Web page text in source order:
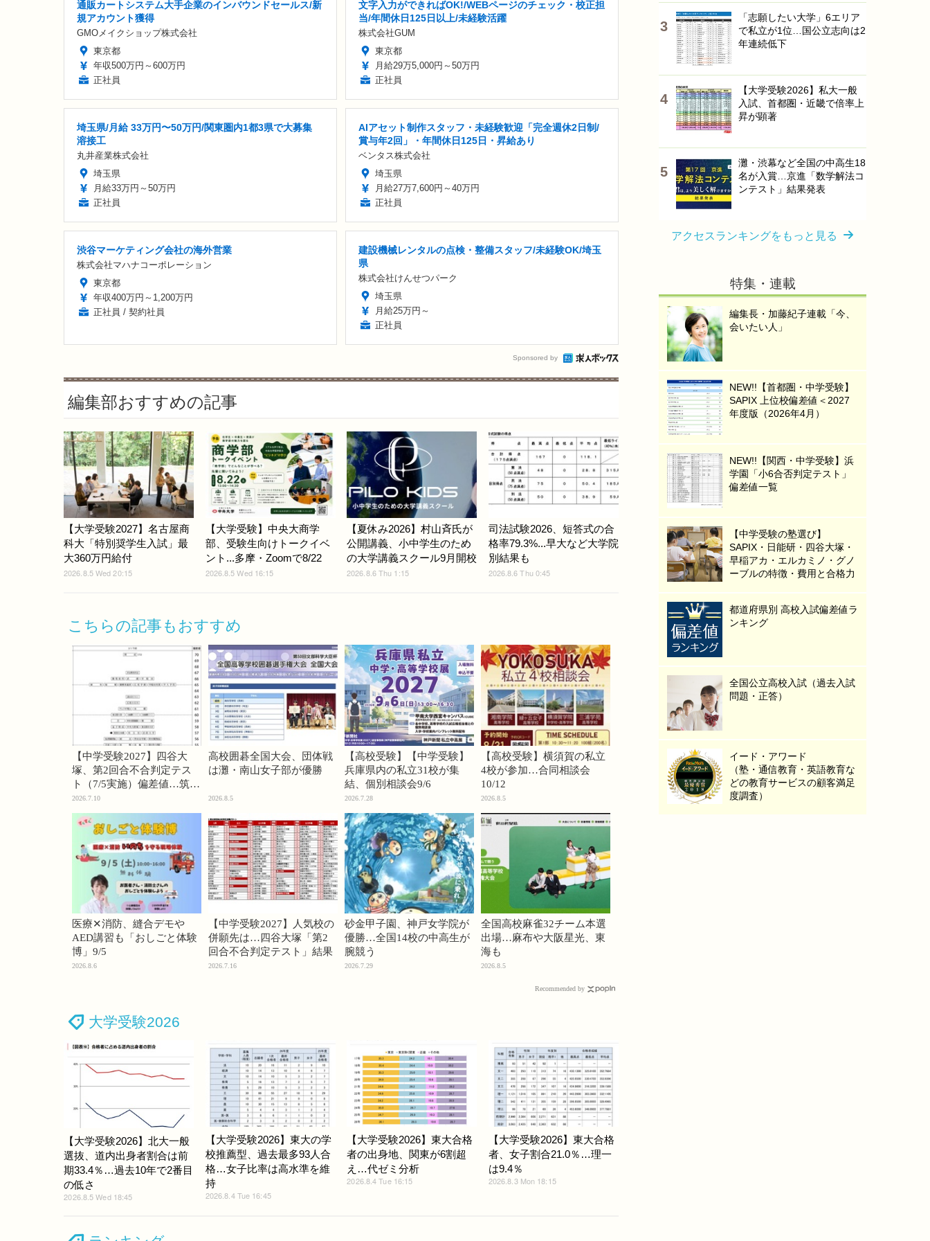
通販カートシステム大手企業のインバウンドセールス/新
規アカウント獲得
GMOメイクショップ株式会社
東京都
年収500万円～600万円
正社員
文字入力ができればOK!/WEBページのチェック・校正担
当/年間休日125日以上/未経験活躍
株式会社GUM
東京都
月給29万5,000円～50万円
正社員
埼玉県/月給 33万円〜50万円/関東圏内1都3県で大募集
溶接工
丸井産業株式会社
埼玉県
月給33万円～50万円
正社員
AIアセット制作スタッフ・未経験歓迎「完全週休2日制/
賞与年2回」・年間休日125日・昇給あり
ベンタス株式会社
埼玉県
月給27万7,600円～40万円
正社員
渋谷マーケティング会社の海外営業
株式会社マハナコーポレーション
東京都
年収400万円～1,200万円
正社員 / 契約社員
建設機械レンタルの点検・整備スタッフ/未経験OK/埼玉
県
株式会社けんせつパーク
埼玉県
月給25万円～
正社員
Sponsored by
編集部おすすめの記事
【大学受験2027】名古屋商
科大「特別奨学生入試」最
大360万円給付
2026.8.5 Wed 20:15
【大学受験】中央大商学
部、受験生向けトークイベ
ント...多摩・Zoomで8/22
2026.8.5 Wed 16:15
【夏休み2026】村山斉氏が
公開講義、小中学生のため
の大学講義スクール9月開校
2026.8.6 Thu 1:15
司法試験2026、短答式の合
格率79.3%...早大など大学院
別結果も
2026.8.6 Thu 0:45
こちらの記事もおすすめ
【中学受験2027】四谷大
塚、第2回合不合判定テス
ト（7/5実施）偏差値…筑駒
74・桜蔭70＜PR＞
2026.7.10
高校囲碁全国大会、団体戦
は灘・南山女子部が優勝
2026.8.5
【高校受験】【中学受験】
兵庫県内の私立31校が集
結、個別相談会9/6
2026.7.28
【高校受験】横須賀の私立
4校が参加…合同相談会
10/12
2026.8.5
医療✕消防、縫合デモや
AED講習も「おしごと体験
博」9/5
2026.8.6
【中学受験2027】人気校の
併願先は…四谷大塚「第2
回合不合判定テスト」結果
2026.7.16
砂金甲子園、神戸女学院が
優勝…全国14校の中高生が
腕競う
2026.7.29
全国高校麻雀32チーム本選
出場…麻布や大阪星光、東
海も
2026.8.5
Recommended by
大学受験2026
【大学受験2026】北大一般
選抜、道内出身者割合は前
期33.4％…過去10年で2番目
の低さ
2026.8.5 Wed 18:45
【大学受験2026】東大の学
校推薦型、過去最多93人合
格…女子比率は高水準を維
持
2026.8.4 Tue 16:45
【大学受験2026】東大合格
者の出身地、関東が6割超
え…代ゼミ分析
2026.8.4 Tue 16:15
【大学受験2026】東大合格
者、女子割合21.0％…理一
は9.4％
2026.8.3 Mon 18:15
「志願したい大学」6エリア
で私立が1位…国公立志向は2
年連続低下
【大学受験2026】私大一般
入試、首都圏・近畿で倍率上
昇が顕著
灘・渋幕など全国の中高生18
名が入賞…京進「数学解法コ
ンテスト」結果発表
アクセスランキングをもっと見る
特集・連載
編集長・加藤紀子連載「今、
会いたい人」
NEW!!【首都圏・中学受験】
SAPIX 上位校偏差値＜2027
年度版（2026年4月）
NEW!!【関西・中学受験】浜
学園「小6合否判定テスト」
偏差値一覧
【中学受験の塾選び】
SAPIX・日能研・四谷大塚・
早稲アカ・エルカミノ・グノ
ーブルの特徴・費用と合格力
都道府県別 高校入試偏差値ラ
ンキング
全国公立高校入試（過去入試
問題・正答）
イード・アワード
（塾・通信教育・英語教育な
どの教育サービスの顧客満足
度調査）